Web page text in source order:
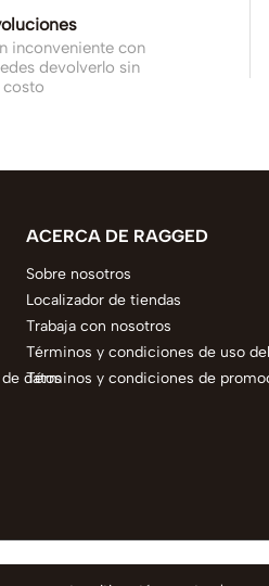
inconveniente con
devolverlo sin
costo
datos
ACERCA DE RAGGED
Sobre nosotros
Localizador de tiendas
Trabaja con nosotros
Términos y condiciones de uso
Términos y condiciones de